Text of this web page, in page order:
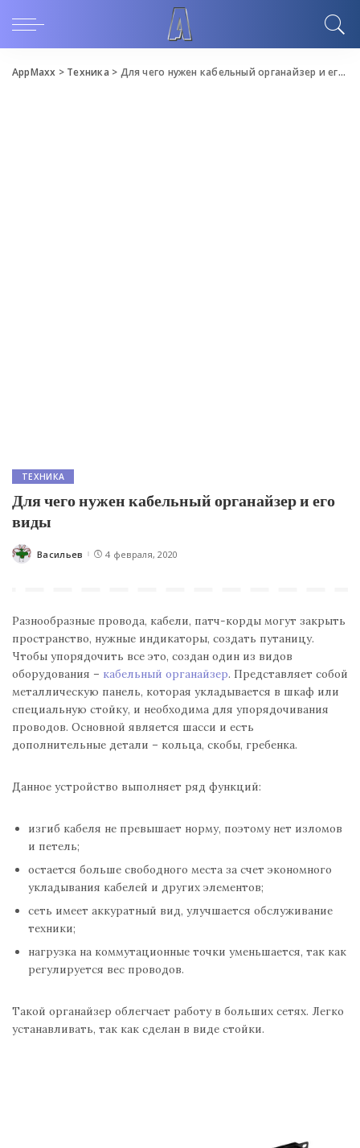
AppMaxx > Техника > Для чего нужен кабельный органайзер и его виды
ТЕХНИКА
Для чего нужен кабельный органайзер и его
виды
Posted
Васильев 4 февраля, 2020
Разнообразные провода, кабели, патч-корды могут закрыть
пространство, нужные индикаторы, создать путаницу.
Чтобы упорядочить все это, создан один из видов
оборудования – кабельный органайзер. Представляет собой
металлическую панель, которая укладывается в шкаф или
специальную стойку, и необходима для упорядочивания
проводов. Основной является шасси и есть
дополнительные детали – кольца, скобы, гребенка.
Данное устройство выполняет ряд функций:
изгиб кабеля не превышает норму, поэтому нет изломов
и петель;
остается больше свободного места за счет экономного
укладывания кабелей и других элементов;
сеть имеет аккуратный вид, улучшается обслуживание
техники;
нагрузка на коммутационные точки уменьшается, так как
регулируется вес проводов.
Такой органайзер облегчает работу в больших сетях. Легко
устанавливать, так как сделан в виде стойки.